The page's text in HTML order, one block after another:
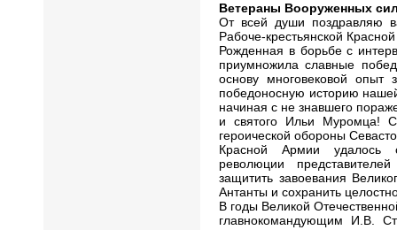
Ветераны Вооруженных
От всей души поздравляю
Рабоче-крестьянской
Рожденная в борьбе с
приумножила славные
основу многовековой опыт
победоносную историю
начиная с не знавшего
и святого Ильи Муромца!
героической обороны
Красной Армии удалось
революции
защитить завоевания
Антанты и сохранить
В годы Великой
главнокомандующим И.В.